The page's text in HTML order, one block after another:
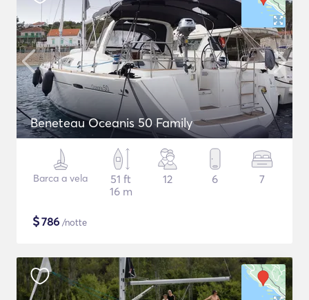
Beneteau Oceanis 50 Family
Barca a vela
51 ft
16 m
12 6 7
$786 /notte